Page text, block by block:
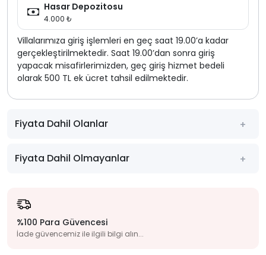
Hasar Depozitosu
4.000 ₺
Villalarımıza giriş işlemleri en geç saat 19.00’a kadar
gerçekleştirilmektedir. Saat 19.00’dan sonra giriş
yapacak misafirlerimizden, geç giriş hizmet bedeli
olarak 500 TL ek ücret tahsil edilmektedir.
Fiyata Dahil Olanlar
Fiyata Dahil Olmayanlar
%100 Para Güvencesi
İade güvencemiz ile ilgili bilgi alın...